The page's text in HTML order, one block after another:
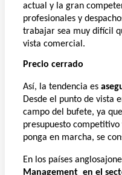
actual y la gran
profesionales y
trabajar sea muy difícil
vista comercial.
Precio cerrado
Así, la tendencia es
Desde el punto de vista
campo del bufete, ya
presupuesto competitivo
ponga en marcha, se
En los países
Management en el